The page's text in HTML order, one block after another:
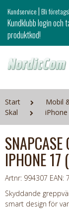
Kundservice|Bli
Kundklubb login och
produktkod!
Start Mobil
Skal
IPHONE 17
Artnr: 994307 EAN:
Skyddande
smart design för